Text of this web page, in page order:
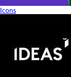
Icons